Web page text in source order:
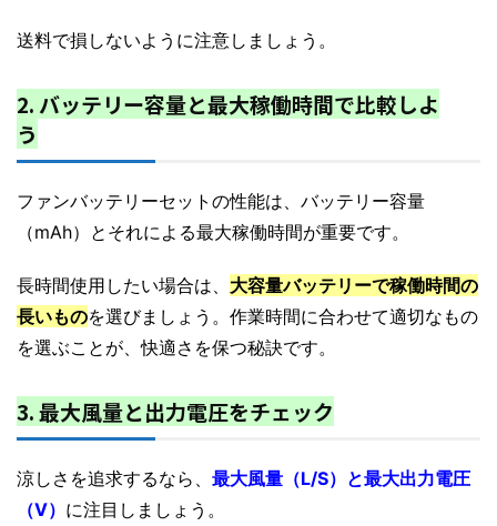
送料で損しないように注意しましょう。
2. バッテリー容量と最大稼働時間で比較しよ
う
ファンバッテリーセットの性能は、バッテリー容量
（mAh）とそれによる最大稼働時間が重要です。
長時間使用したい場合は、 大容量バッテリーで稼働時間の
長いものを選びましょう。作業時間に合わせて適切なもの
を選ぶことが、快適さを保つ秘訣です。
3. 最大風量と出力電圧をチェック
涼しさを追求するなら、 最大風量（L/S）と最大出力電圧
（V） に注目しましょう。